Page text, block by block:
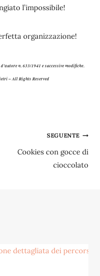
l’impossibile!
organizzazione!
n. 633/1941 e successive modifiche.
– All Rights Reserved
SEGUENTE
Cookies con gocce di
cioccolato